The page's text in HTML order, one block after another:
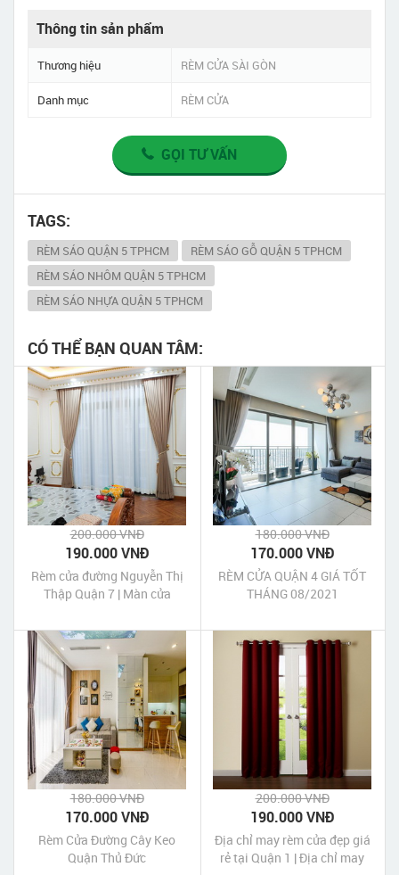
Thông tin sản phẩm
Thương hiệu RÈM CỬA SÀI GÒN
Danh mục RÈM CỬA
GỌI TƯ VẤN
TAGS:
RÈM SÁO QUẬN 5 TPHCM
RÈM SÁO GỖ QUẬN 5 TPHCM
RÈM SÁO NHÔM QUẬN 5 TPHCM
RÈM SÁO NHỰA QUẬN 5 TPHCM
CÓ THỂ BẠN QUAN TÂM:
200.000 VNĐ
190.000 VNĐ
Rèm cửa đường Nguyễn Thị
Thập Quận 7 | Màn cửa
HCM
180.000 VNĐ
170.000 VNĐ
RÈM CỬA QUẬN 4 GIÁ TỐT
THÁNG 08/2021
180.000 VNĐ
170.000 VNĐ
Rèm Cửa Đường Cây Keo
Quận Thủ Đức
200.000 VNĐ
190.000 VNĐ
Địa chỉ may rèm cửa đẹp giá
rẻ tại Quận 1 | Địa chỉ may